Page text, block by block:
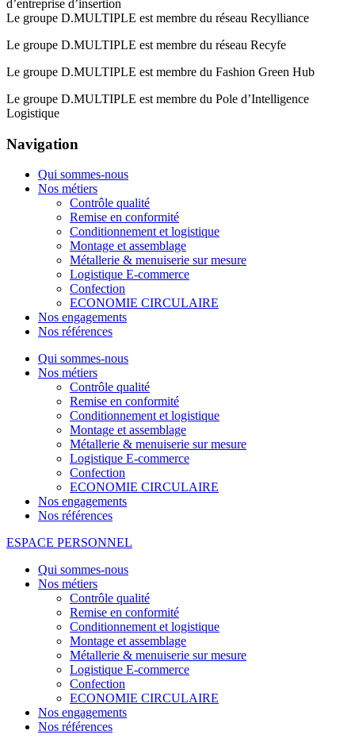
d’entreprise d’insertion
Le groupe D.MULTIPLE est membre du réseau Recylliance
Le groupe D.MULTIPLE est membre du réseau Recyfe
Le groupe D.MULTIPLE est membre du Fashion Green Hub
Le groupe D.MULTIPLE est membre du Pole d’Intelligence
Logistique
Navigation
Qui sommes-nous
Nos métiers
Contrôle qualité
Remise en conformité
Conditionnement et logistique
Montage et assemblage
Métallerie & menuiserie sur mesure
Logistique E-commerce
Confection
ECONOMIE CIRCULAIRE
Nos engagements
Nos références
Qui sommes-nous
Nos métiers
Contrôle qualité
Remise en conformité
Conditionnement et logistique
Montage et assemblage
Métallerie & menuiserie sur mesure
Logistique E-commerce
Confection
ECONOMIE CIRCULAIRE
Nos engagements
Nos références
ESPACE PERSONNEL
Qui sommes-nous
Nos métiers
Contrôle qualité
Remise en conformité
Conditionnement et logistique
Montage et assemblage
Métallerie & menuiserie sur mesure
Logistique E-commerce
Confection
ECONOMIE CIRCULAIRE
Nos engagements
Nos références